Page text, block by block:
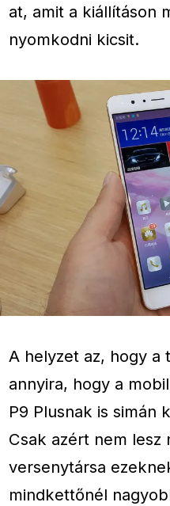
at, amit a kiállításon
nyomkodni kicsit.
A helyzet az, hogy a
annyira, hogy a
P9 Plusnak is simán
Csak azért nem lesz
versenytársa
mindkettőnél